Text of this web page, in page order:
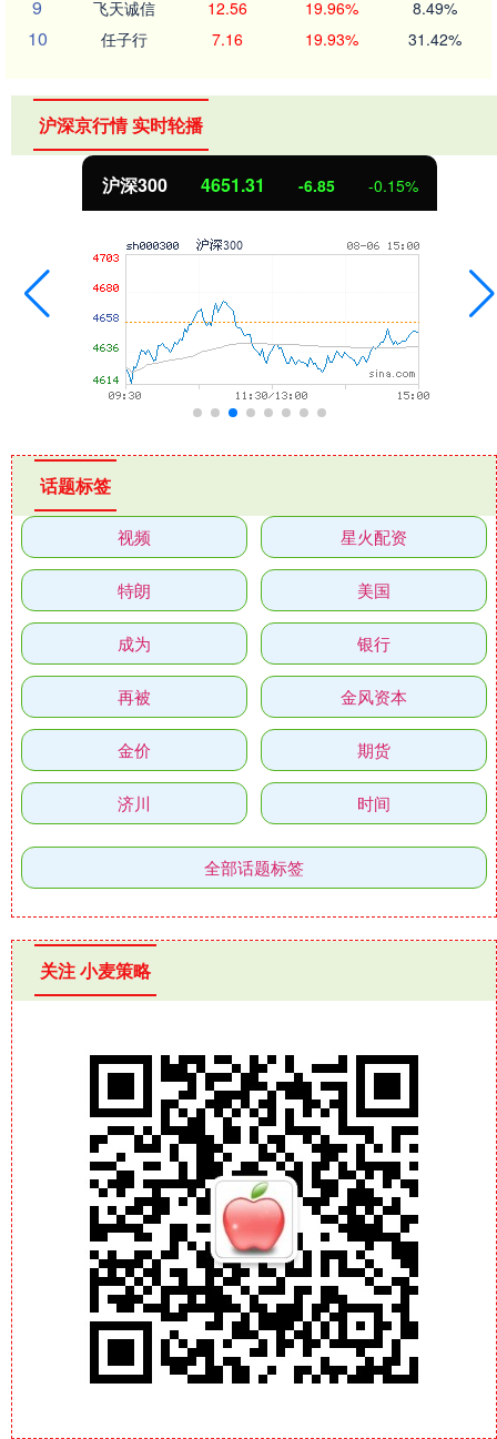
9 飞天诚信 12.56 19.96% 8.49%
10 任子行 7.16 19.93% 31.42%
沪深京行情 实时轮播
4651.31 -6.85 -0.15%
话题标签
视频 星火配资
特朗 美国
成为 银行
再被 金风资本
金价 期货
济川 时间
全部话题标签
关注 小麦策略